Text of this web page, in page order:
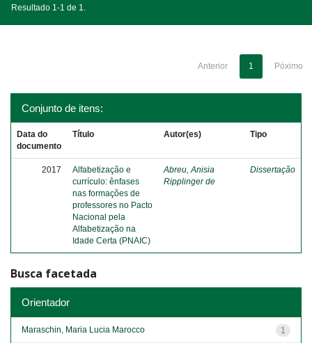
Resultado 1-1 de 1.
Anterior 1 Póximo
Conjunto de itens:
Data do
documento
Título Autor(es) Tipo
2017
Alfabetização e
currículo: ênfases
nas formações de
professores no Pacto
Nacional pela
Alfabetização na
Idade Certa (PNAIC)
Abreu, Anisia
Ripplinger de
Dissertação
Busca facetada
Orientador
1
Maraschin, Maria Lucia Marocco